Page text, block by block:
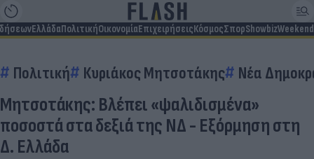
ΕλλάδαΠολιτικήΟικονομίαΕπιχειρήσειςΚόσμοςΣπορShowbizWeekend
Πολιτική Κυριάκος Μητσοτάκης Νέα
Μητσοτάκης: Βλέπει «ψαλιδισμένα»
ποσοστά στα δεξιά της ΝΔ - Εξόρμηση στη
Δ. Ελλάδα